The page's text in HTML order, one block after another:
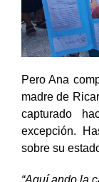
Pero Ana
madre de
capturado
excepción.
sobre su
“Aquí ando la